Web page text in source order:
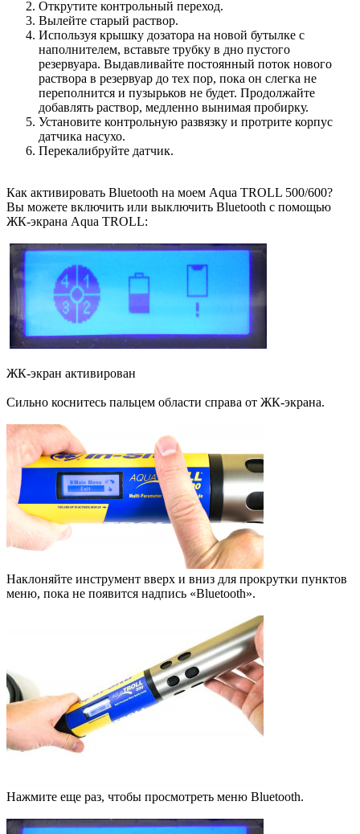
Открутите контрольный переход.
Вылейте старый раствор.
Используя крышку дозатора на новой бутылке с
наполнителем, вставьте трубку в дно пустого
резервуара. Выдавливайте постоянный поток нового
раствора в резервуар до тех пор, пока он слегка не
переполнится и пузырьков не будет. Продолжайте
добавлять раствор, медленно вынимая пробирку.
Установите контрольную развязку и протрите корпус
датчика насухо.
Перекалибруйте датчик.
Как активировать Bluetooth на моем Aqua TROLL 500/600?
Вы можете включить или выключить Bluetooth с помощью
ЖК-экрана Aqua TROLL:
ЖК-экран активирован
Сильно коснитесь пальцем области справа от ЖК-экрана.
Наклоняйте инструмент вверх и вниз для прокрутки пунктов
меню, пока не появится надпись «Bluetooth».
Нажмите еще раз, чтобы просмотреть меню Bluetooth.